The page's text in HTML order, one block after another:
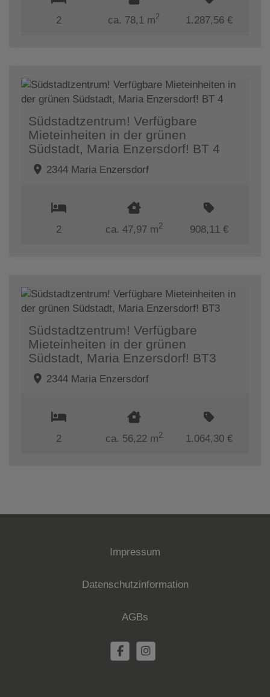
2 ca. 78,1 m2 1.287,56 €
Südstadtzentrum! Verfügbare
Mieteinheiten in der grünen
Südstadt, Maria Enzersdorf! BT 4
2344 Maria Enzersdorf
2 ca. 47,97 m2 908,11 €
Südstadtzentrum! Verfügbare
Mieteinheiten in der grünen
Südstadt, Maria Enzersdorf! BT3
2344 Maria Enzersdorf
2 ca. 56,22 m2 1.064,30 €
Impressum
Datenschutzinformation
AGBs